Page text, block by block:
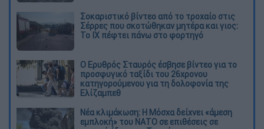
Σοκαριστικό βίντεο από το τροχαίο στις
Σέρρες που σκοτώθηκαν μητέρα και γιος:
Το ΙΧ πέφτει πάνω στο φορτηγό
Ο Ερυθρός Σταυρός έσβησε βίντεο για το
προσφυγικό ταξίδι του 26χρονου
κατηγορούμενου για τη δολοφονία της
Ελίζαμπεθ
Νέα κλιμάκωση: Η Μόσχα δείχνει «άμεση
εμπλοκή» του ΝΑΤΟ σε επιθέσεις σε